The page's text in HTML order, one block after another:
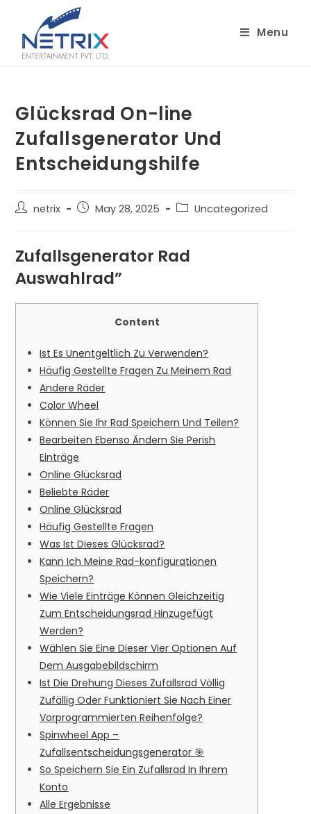
content
Menu
Glücksrad On-line
Zufallsgenerator Und
Entscheidungshilfe
Postnetrix
PostMay 28, 2025
PostUncategorized
Zufallsgenerator Rad
Auswahlrad”
Content
Ist Es Unentgeltlich Zu Verwenden?
Häufig Gestellte Fragen Zu Meinem Rad
Andere Räder
Color Wheel
Können Sie Ihr Rad Speichern Und Teilen?
Bearbeiten Ebenso Ändern Sie Perish
Einträge
Online Glücksrad
Beliebte Räder
Online Glücksrad
Häufig Gestellte Fragen
Was Ist Dieses Glücksrad?
Kann Ich Meine Rad-konfigurationen
Speichern?
Wie Viele Einträge Können Gleichzeitig
Zum Entscheidungsrad Hinzugefügt
Werden?
Wählen Sie Eine Dieser Vier Optionen Auf
Dem Ausgabebildschirm
Ist Die Drehung Dieses Zufallsrad Völlig
Zufällig Oder Funktioniert Sie Nach Einer
Vorprogrammierten Reihenfolge?
Spinwheel App –
Zufallsentscheidungsgenerator 🎯
So Speichern Sie Ein Zufallsrad In Ihrem
Konto
Alle Ergebnisse